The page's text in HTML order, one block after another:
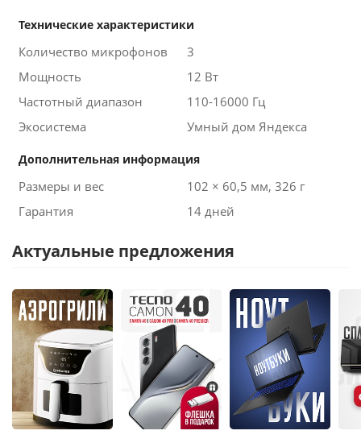
Технические характеристики
Количество микрофонов
3
Мощность
12 Вт
Частотный диапазон
110-16000 Гц
Экосистема
Умный дом Яндекса
Дополнительная информация
Размеры и вес
102 × 60,5 мм, 326 г
Гарантия
14 дней
Актуальные предложения